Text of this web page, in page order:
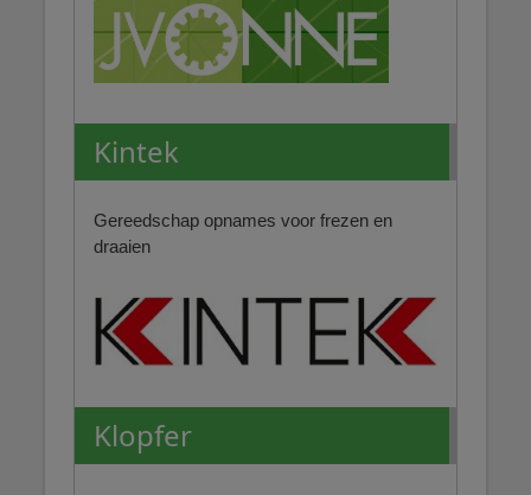
Kintek
Gereedschap opnames voor frezen en
draaien
Klopfer